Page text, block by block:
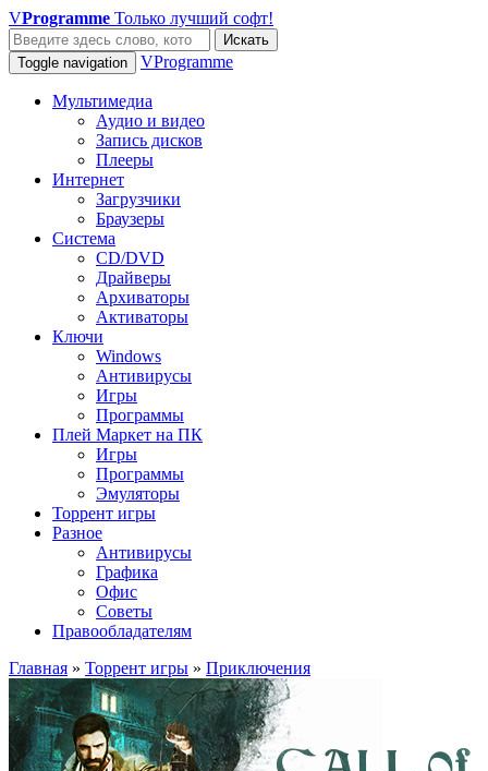
VProgramme Только лучший софт!
Искать
Toggle navigation
VProgramme
Мультимедиа
Аудио и видео
Запись дисков
Плееры
Интернет
Загрузчики
Браузеры
Система
CD/DVD
Драйверы
Архиваторы
Активаторы
Ключи
Windows
Антивирусы
Игры
Программы
Плей Маркет на ПК
Игры
Программы
Эмуляторы
Торрент игры
Разное
Антивирусы
Графика
Офис
Советы
Правообладателям
Главная » Торрент игры » Приключения